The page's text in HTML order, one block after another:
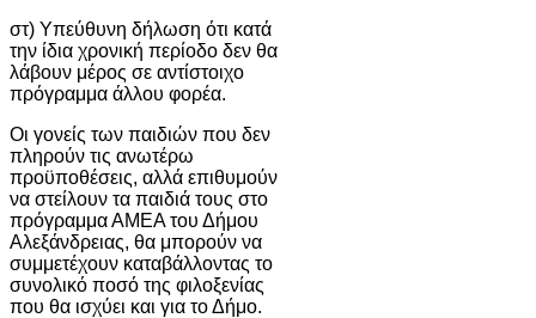
στ) Υπεύθυνη δήλωση ότι κατά
την ίδια χρονική περίοδο δεν θα
λάβουν μέρος σε αντίστοιχο
πρόγραμμα άλλου φορέα.
Οι γονείς των παιδιών που δεν
πληρούν τις ανωτέρω
προϋποθέσεις, αλλά επιθυμούν
να στείλουν τα παιδιά τους στο
πρόγραμμα ΑΜΕΑ του Δήμου
Αλεξάνδρειας, θα μπορούν να
συμμετέχουν καταβάλλοντας το
συνολικό ποσό της φιλοξενίας
που θα ισχύει και για το Δήμο.